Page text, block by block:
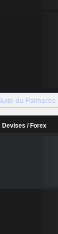
du Palmarès
Devises / Forex